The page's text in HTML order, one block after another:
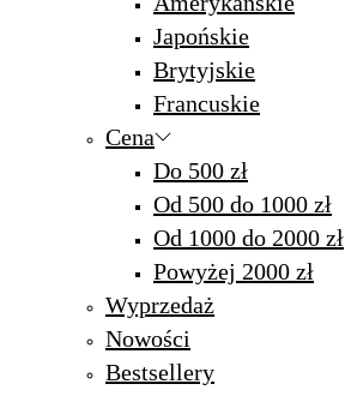
Japońskie
Brytyjskie
Francuskie
Cena
Do 500 zł
Od 500 do 1000 zł
Od 1000 do 2000 zł
Powyżej 2000 zł
Wyprzedaż
Nowości
Bestsellery